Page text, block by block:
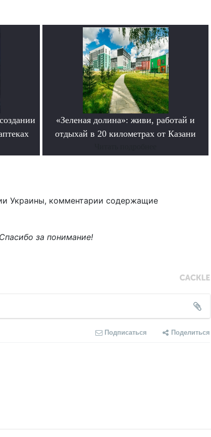
«Зеленая долина»: живи, работай и
отдыхай в 20 километрах от Казани
Украины, комментарии содержащие
Спасибо за понимание!
Подписаться Поделиться